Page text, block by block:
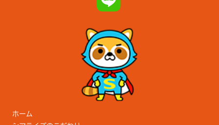
ホーム